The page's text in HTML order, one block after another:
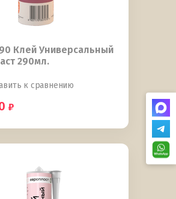
Клей Универсальный
290мл.
к сравнению